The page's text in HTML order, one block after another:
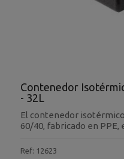
Contenedor
- 32L
El contenedor
60/40, fabricado en PPE,
Ref: 12623